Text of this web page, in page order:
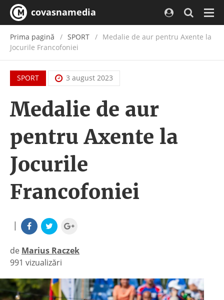
covasnamedia
Prima pagină SPORT
Medalie de aur pentru Axente la
Jocurile Francofoniei
SPORT 3 august 2023
Medalie de aur
pentru Axente la
Jocurile
Francofoniei
|
de Marius Raczek
|
991 vizualizări